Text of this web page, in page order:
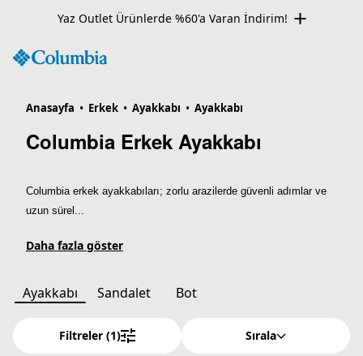
Kış Outlet Ürünlerde Net %60 İndirim
Anasayfa • Erkek • Ayakkabı • Ayakkabı
Columbia Erkek Ayakkabı
Columbia erkek ayakkabıları; zorlu arazilerde güvenli adımlar ve
uzun sürel...
Daha fazla göster
Ayakkabı Sandalet Bot
Filtreler (1) Sırala